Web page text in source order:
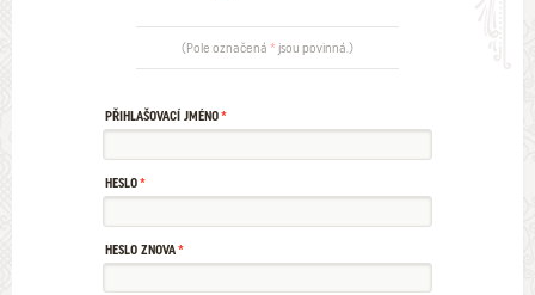
(Pole označená * jsou povinná.)
PŘIHLAŠOVACÍ JMÉNO
HESLO
HESLO ZNOVA